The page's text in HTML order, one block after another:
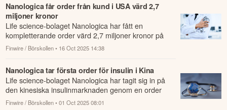
Nanologica får order från kund i USA värd 2,7
miljoner kronor
Life science-bolaget Nanologica har fått en
kompletterande order värd 2,7 miljoner kronor på
bolagets silikabaserade reningsmedia NLAB Sag...
Finwire / Börskollen • 16 Oct 2025 14:38
Nanologica tar första order för insulin i Kina
Life science-bolaget Nanologica har tagit sig in på
den kinesiska insulinmarknaden genom en order
värd cirka 2 miljoner kronor på bolagets s...
Finwire / Börskollen • 01 Oct 2025 08:01